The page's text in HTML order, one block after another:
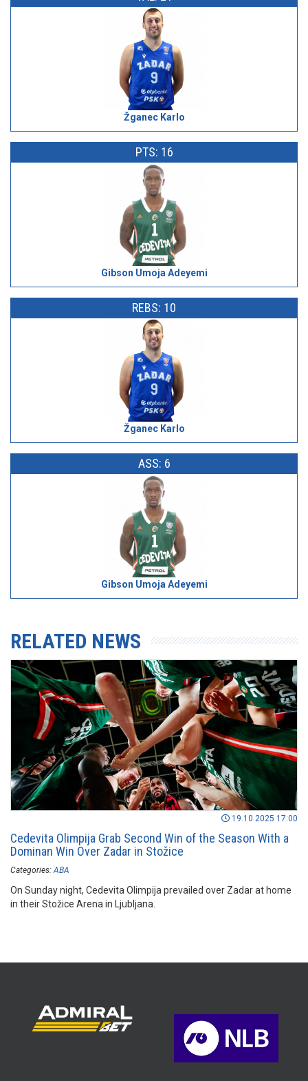
Žganec Karlo
PTS: 16
Gibson Umoja Adeyemi
REBS: 10
Žganec Karlo
ASS: 6
Gibson Umoja Adeyemi
RELATED NEWS
19.10.2025 17:00
Cedevita Olimpija Grab Second Win of the Season With a
Dominan Win Over Zadar in Stožice
Categories: ABA
On Sunday night, Cedevita Olimpija prevailed over Zadar at home
in their Stožice Arena in Ljubljana.